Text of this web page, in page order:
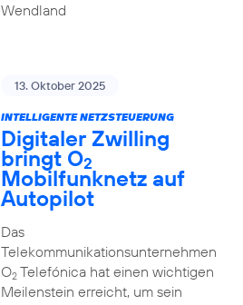
Wendland
13. Oktober 2025
INTELLIGENTE NETZSTEUERUNG
Digitaler Zwilling
bringt O2
Mobilfunknetz auf
Autopilot
Das
Telekommunikationsunternehmen
O2Telefónica hat einen wichtigen
Meilenstein erreicht, um sein